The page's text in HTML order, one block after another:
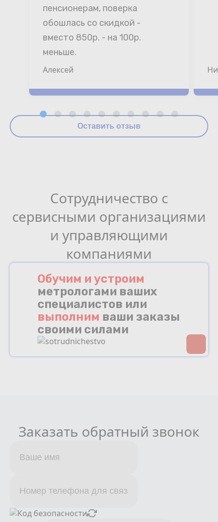
пенсионерам, поверка
обошлась со скидкой -
вместо 850р. - на 100р.
меньше.
Алексей
Оставить отзыв
Сотрудничество с
сервисными организациями
и управляющими
компаниями
Обучим и устроим
метрологами ваших
специалистов или
выполним ваши заказы
своими силами
Заказать обратный звонок